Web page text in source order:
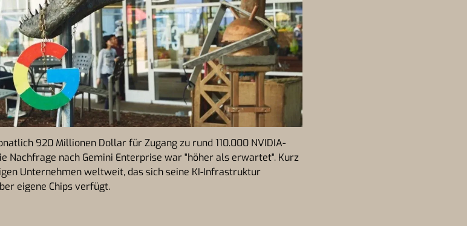
920 Millionen Dollar für Zugang zu rund 110.000 NVIDIA-
Nachfrage nach Gemini Enterprise war "höher als erwartet". Kurz
Unternehmen weltweit, das sich seine KI-Infrastruktur
eigene Chips verfügt.